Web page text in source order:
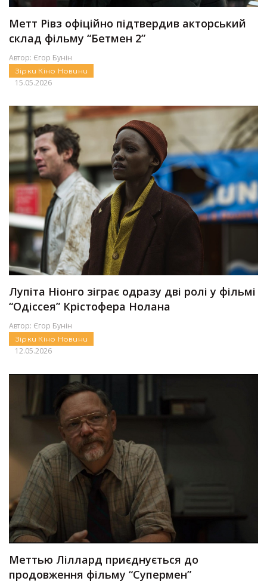
Метт Рівз офіційно підтвердив акторський
склад фільму “Бетмен 2”
Автор: Єгор Бунін
Зірки Кіно Новини
15.05.2026
Лупіта Ніонго зіграє одразу дві ролі у фільмі
“Одіссея” Крістофера Нолана
Автор: Єгор Бунін
Зірки Кіно Новини
12.05.2026
Меттью Ліллард приєднується до
продовження фільму “Супермен”